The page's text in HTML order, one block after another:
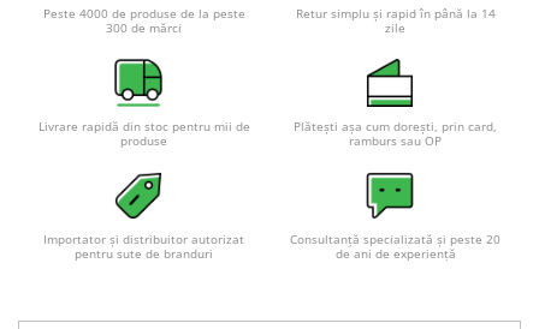
Pachete sisteme fotovoltaice
Statii de incarcare vehicule
Statii de incarcare
Cabluri de incarcare vehicule
Prize de incarcare vehicule
electrice
Peste 4000 de produse de la peste
300 de mărci
Retur simplu și rapid în până la 14
zile
Livrare rapidă din stoc pentru mii de
produse
Plătești așa cum dorești, prin card,
ramburs sau OP
Importator și distribuitor autorizat
pentru sute de branduri
Consultanță specializată și peste 20
de ani de experiență